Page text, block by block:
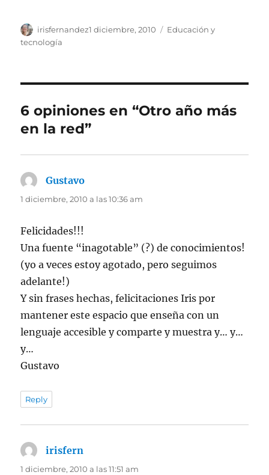
Autor
irisfernandezPublicado
1 diciembre, 2010 Categorías
Educación y
tecnología
6 opiniones en “Otro año más
en la red”
Gustavo
1 diciembre, 2010 a las 10:36 am
Felicidades!!!
Una fuente “inagotable” (?) de conocimientos!
(yo a veces estoy agotado, pero seguimos
adelante!)
Y sin frases hechas, felicitaciones Iris por
mantener este espacio que enseña con un
lenguaje accesible y comparte y muestra y… y…
y…
Gustavo
Reply
irisfern
1 diciembre, 2010 a las 11:51 am